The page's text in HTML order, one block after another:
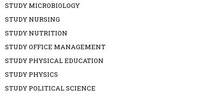
STUDY MICROBIOLOGY
STUDY NURSING
STUDY NUTRITION
STUDY OFFICE MANAGEMENT
STUDY PHYSICAL EDUCATION
STUDY PHYSICS
STUDY POLITICAL SCIENCE